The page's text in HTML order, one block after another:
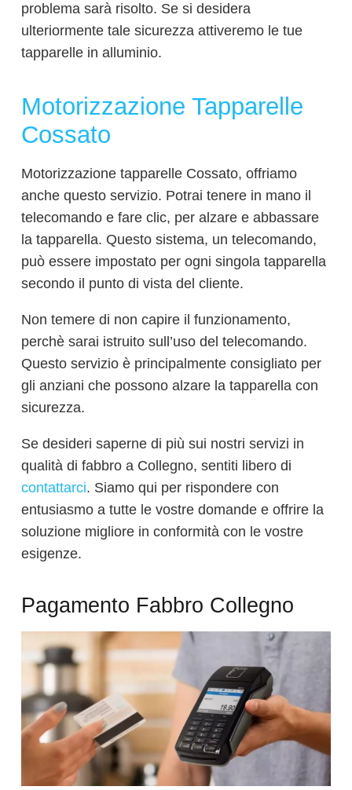
problema sarà risolto. Se si desidera
ulteriormente tale sicurezza attiveremo le tue
tapparelle in alluminio.
Motorizzazione Tapparelle
Cossato
Motorizzazione tapparelle Cossato, offriamo
anche questo servizio. Potrai tenere in mano il
telecomando e fare clic, per alzare e abbassare
la tapparella. Questo sistema, un telecomando,
può essere impostato per ogni singola tapparella
secondo il punto di vista del cliente.
Non temere di non capire il funzionamento,
perchè sarai istruito sull’uso del telecomando.
Questo servizio è principalmente consigliato per
gli anziani che possono alzare la tapparella con
sicurezza.
Se desideri saperne di più sui nostri servizi in
qualità di fabbro a Collegno, sentiti libero di
contattarci. Siamo qui per rispondere con
entusiasmo a tutte le vostre domande e offrire la
soluzione migliore in conformità con le vostre
esigenze.
Pagamento Fabbro Collegno